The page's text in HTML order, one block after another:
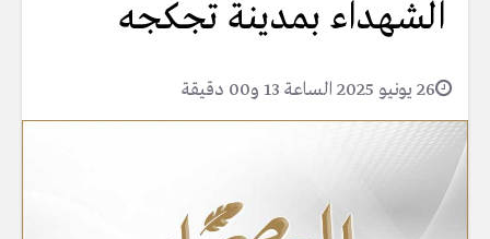
الشهداء بمدينة تجكجه
26 يونيو 2025 الساعة 13 و00 دقيقة